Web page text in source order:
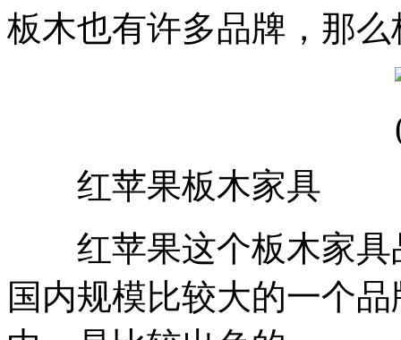
板木也有许多品牌，那
红苹果板木家具
红苹果这个板木家具
国内规模比较大的一个